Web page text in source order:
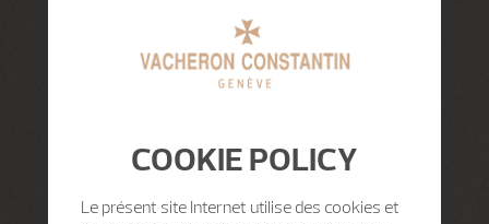
COOKIE POLICY
Le présent site Internet utilise des cookies et